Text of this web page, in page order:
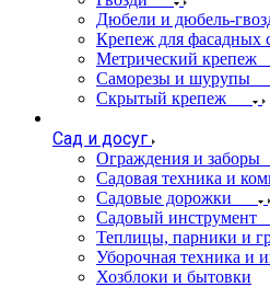
Дюбели и дюбель-
Крепеж для фасадных
Метрический крепеж
Саморезы и шурупы
Скрытый крепеж
Сад и досуг
Ограждения и заборы
Садовая техника и
Садовые дорожки
Садовый инструмент
Теплицы, парники и
Уборочная техника и
Хозблоки и бытовки